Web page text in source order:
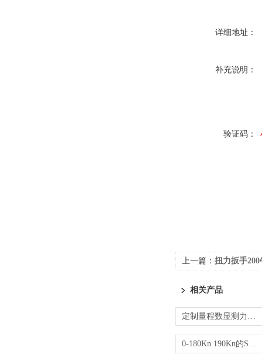
详细地址：
补充说明：
验证码：
上一篇： 扭力扳手
相关产品
定制量程数显测力计 特殊接口拉力计
0-180Kn 190Kn的S型数显测力计哪家质优价廉